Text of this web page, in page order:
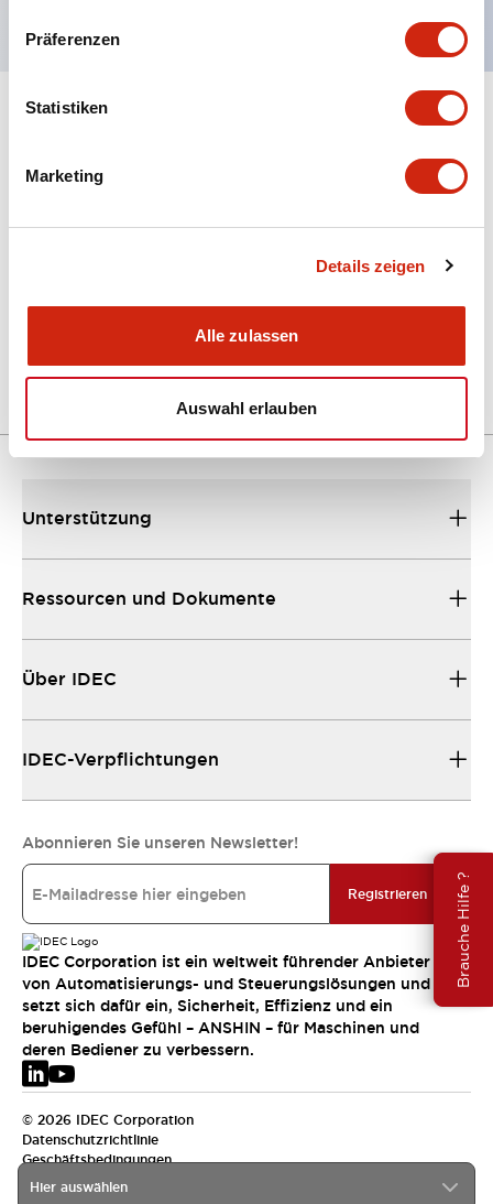
Präferenzen
Statistiken
Marketing
Details zeigen
Alle zulassen
Auswahl erlauben
Brauche Hilfe ?
A Series Catalog
.PDF498.62KB
Hier auswählen
Unterstützung
Ressourcen und Dokumente
Über IDEC
IDEC-Verpflichtungen
Abonnieren Sie unseren Newsletter!
Registrieren
IDEC Corporation ist ein weltweit führender Anbieter
von Automatisierungs- und Steuerungslösungen und
setzt sich dafür ein, Sicherheit, Effizienz und ein
beruhigendes Gefühl – ANSHIN – für Maschinen und
deren Bediener zu verbessern.
© 2026 IDEC Corporation
Datenschutzrichtlinie
Geschäftsbedingungen
EMEA